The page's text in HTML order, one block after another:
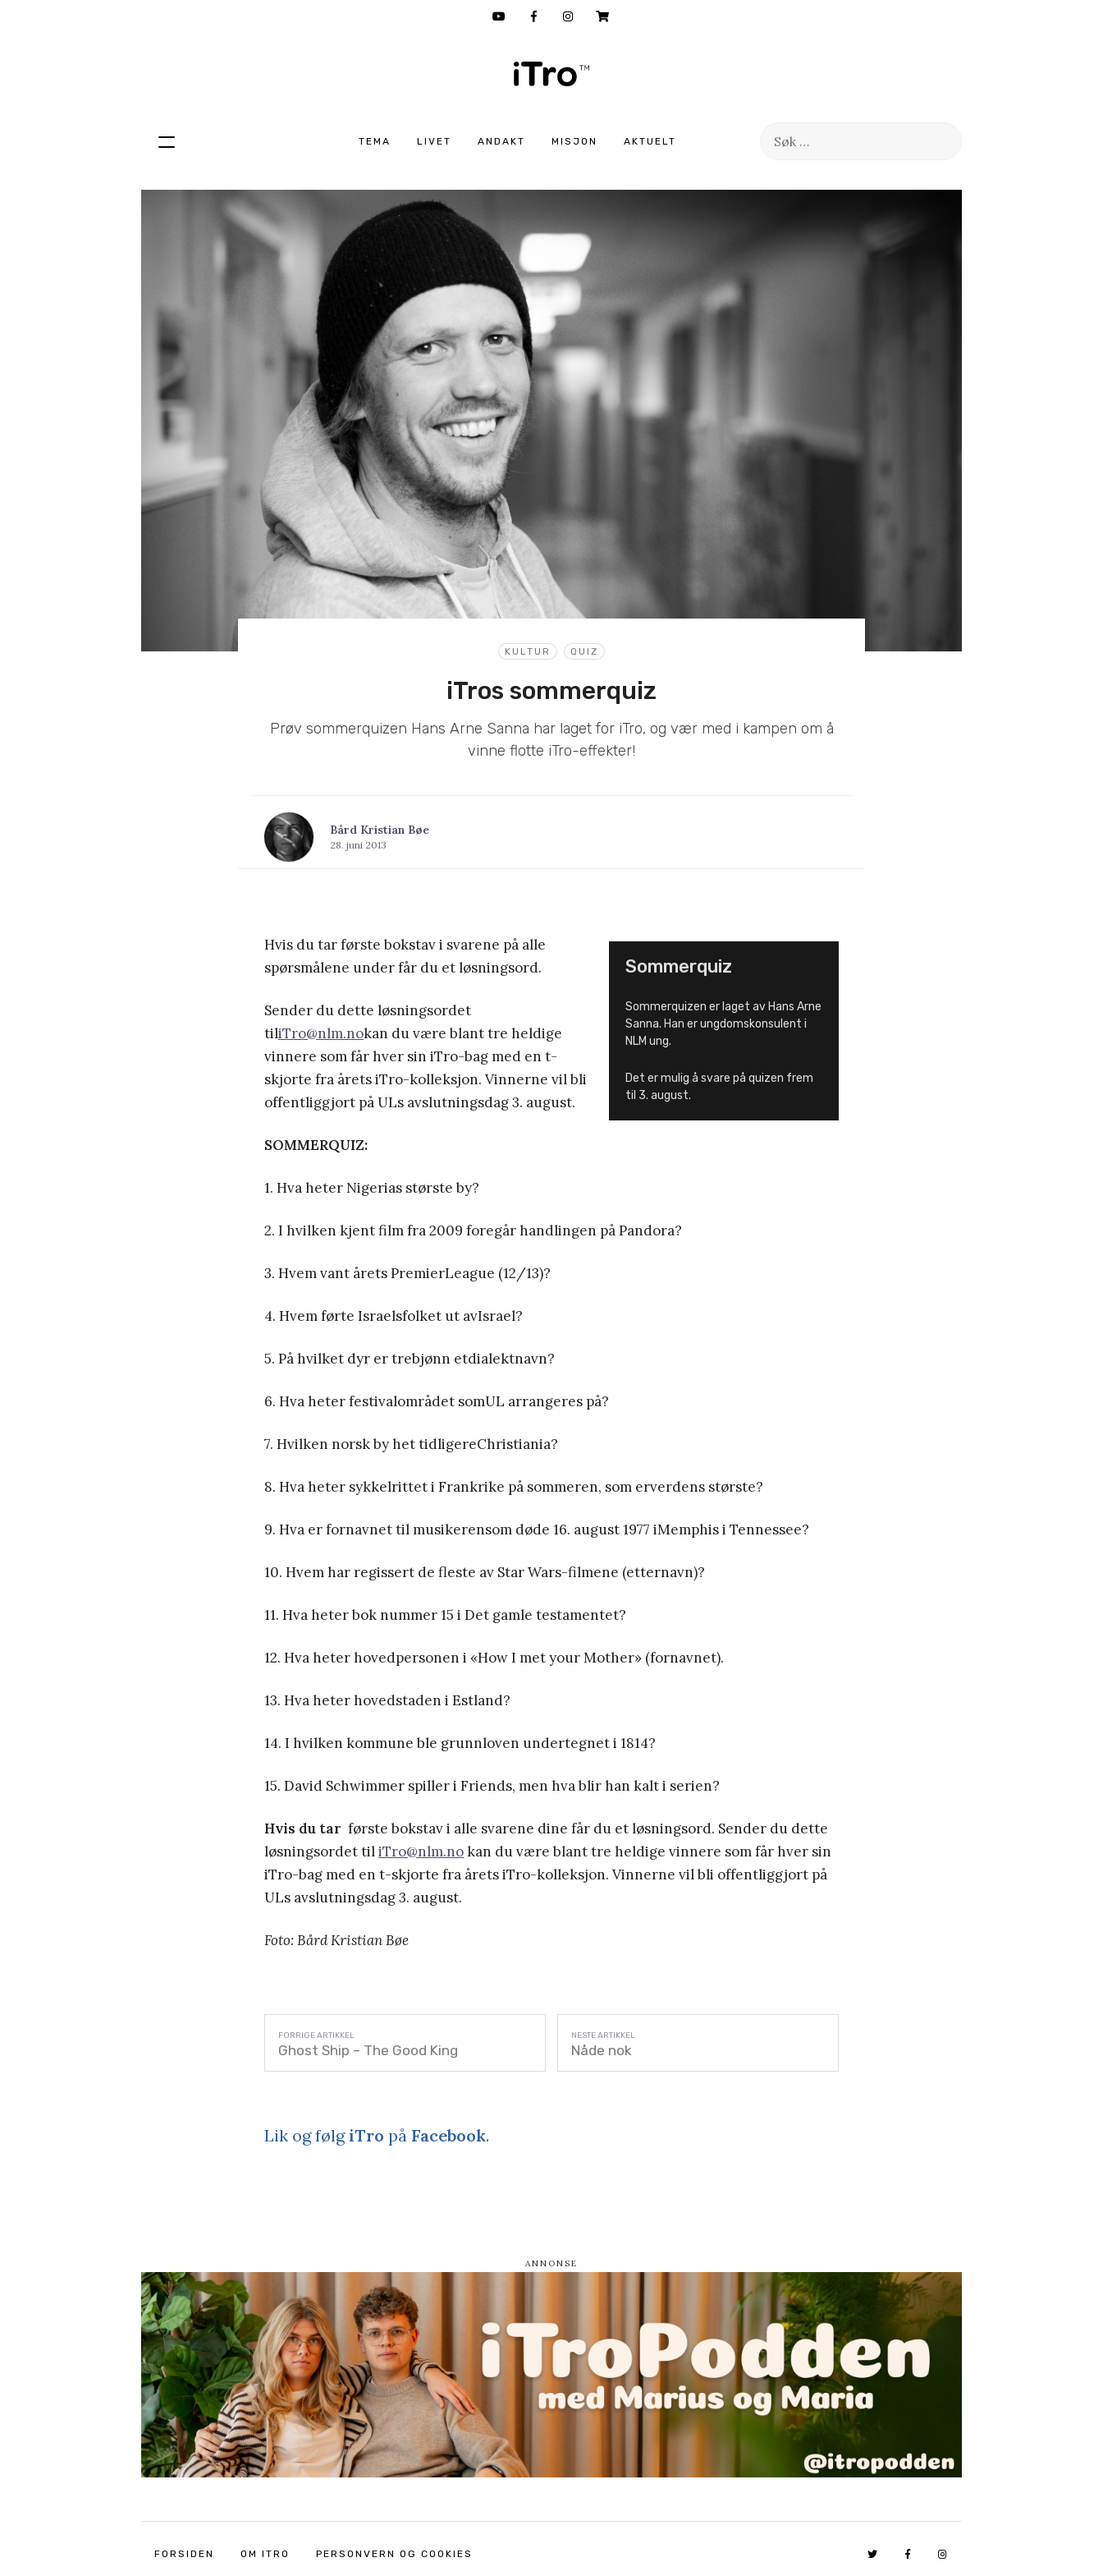
TEMA LIVET ANDAKT MISJON AKTUELT
Søk
Hopp
KULTUR QUIZ
iTros sommerquiz
Prøv sommerquizen Hans Arne Sanna har laget for iTro, og vær med i kampen om å
vinne flotte iTro-effekter!
Bård Kristian Bøe
28. juni 2013
Sommerquiz
Sommerquizen er laget av Hans Arne
Sanna. Han er ungdomskonsulent i
NLM ung.
Det er mulig å svare på quizen frem
til 3. august.
Hvis du tar første bokstav i svarene på alle
spørsmålene under får du et løsningsord.
Sender du dette løsningsordet
tiliTro@nlm.nokan du være blant tre heldige
vinnere som får hver sin iTro-bag med en t-
skjorte fra årets iTro-kolleksjon. Vinnerne vil bli
offentliggjort på ULs avslutningsdag 3. august.
SOMMERQUIZ:
1. Hva heter Nigerias største by?
2. I hvilken kjent film fra 2009 foregår handlingen på Pandora?
3. Hvem vant årets PremierLeague (12/13)?
4. Hvem førte Israelsfolket ut avIsrael?
5. På hvilket dyr er trebjønn etdialektnavn?
6. Hva heter festivalområdet somUL arrangeres på?
7. Hvilken norsk by het tidligereChristiania?
8. Hva heter sykkelrittet i Frankrike på sommeren, som erverdens største?
9. Hva er fornavnet til musikerensom døde 16. august 1977 iMemphis i Tennessee?
10. Hvem har regissert de fleste av Star Wars-filmene (etternavn)?
11. Hva heter bok nummer 15 i Det gamle testamentet?
12. Hva heter hovedpersonen i «How I met your Mother» (fornavnet).
13. Hva heter hovedstaden i Estland?
14. I hvilken kommune ble grunnloven undertegnet i 1814?
15. David Schwimmer spiller i Friends, men hva blir han kalt i serien?
Hvis du tar første bokstav i alle svarene dine får du et løsningsord. Sender du dette
løsningsordet tiliTro@nlm.nokan du være blant tre heldige vinnere som får hver sin
iTro-bag med en t-skjorte fra årets iTro-kolleksjon. Vinnerne vil bli offentliggjort på
ULs avslutningsdag 3. august.
Foto: Bård Kristian Bøe
Ghost Ship – The Good King Nåde nok
Lik og følgiTro på Facebook.
FORSIDEN OM ITRO PERSONVERN OG COOKIES